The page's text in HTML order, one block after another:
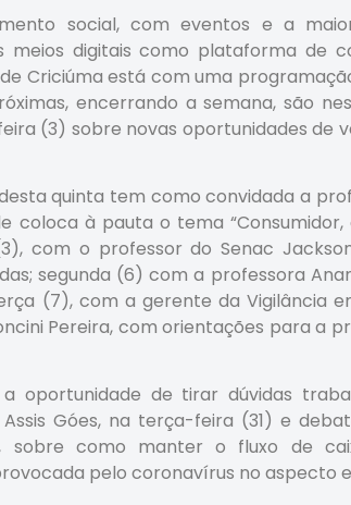
social, com eventos e a
meios digitais como plataforma de
Criciúma está com uma
encerrando a semana, são
(3) sobre novas oportunidades de
quinta tem como convidada a
coloca à pauta o tema
com o professor do Senac
segunda (6) com a professora
(7), com a gerente da Vigilância
Pereira, com orientações para a
oportunidade de tirar dúvidas
Assis Góes, na terça-feira (31) e
sobre como manter o fluxo de
pelo coronavírus no aspecto